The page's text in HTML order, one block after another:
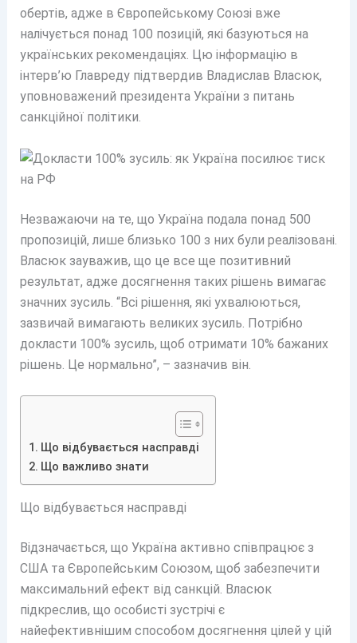
обертів, адже в Європейському Союзі вже
налічується понад 100 позицій, які базуються на
українських рекомендаціях. Цю інформацію в
інтерв’ю Главреду підтвердив Владислав Власюк,
уповноважений президента України з питань
санкційної політики.
Незважаючи на те, що Україна подала понад 500
пропозицій, лише близько 100 з них були реалізовані.
Власюк зауважив, що це все ще позитивний
результат, адже досягнення таких рішень вимагає
значних зусиль. “Всі рішення, які ухвалюються,
зазвичай вимагають великих зусиль. Потрібно
докласти 100% зусиль, щоб отримати 10% бажаних
рішень. Це нормально”, – зазначив він.
Що відбувається насправді
Що важливо знати
Що відбувається насправді
Відзначається, що Україна активно співпрацює з
США та Європейським Союзом, щоб забезпечити
максимальний ефект від санкцій. Власюк
підкреслив, що особисті зустрічі є
найефективнішим способом досягнення цілей у цій